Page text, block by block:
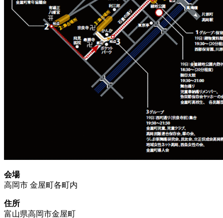
会場
高岡市 金屋町各町内
住所
富山県高岡市金屋町